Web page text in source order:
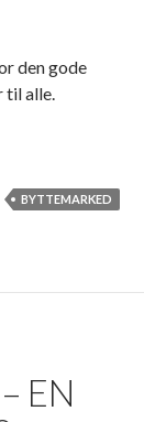
den gode
til alle.
BYTTEMARKED
EN